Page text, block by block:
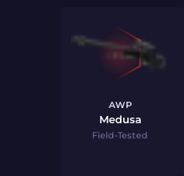
AWP
Medusa
Field-Tested